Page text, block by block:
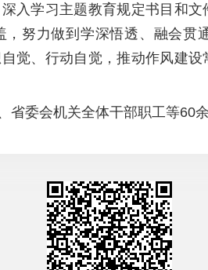
入学习主题教育规定书目和
努力做到学深悟透、融会贯
觉、行动自觉，推动作风建
省委会机关全体干部职工等60